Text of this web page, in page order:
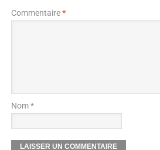
Commentaire*
Nom *